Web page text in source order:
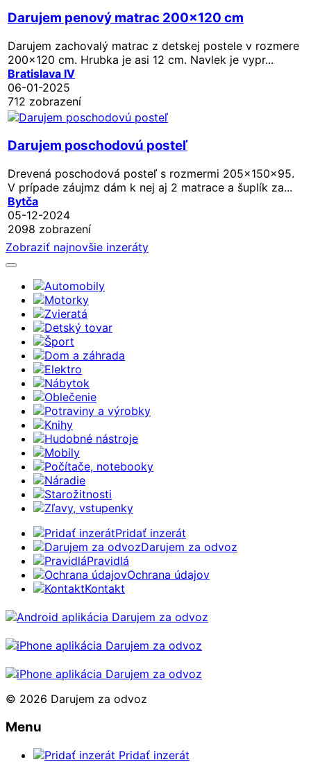
Darujem penový matrac 200x120 cm
Darujem zachovalý matrac z detskej postele v rozmere
200x120 cm. Hrubka je asi 12 cm. Navlek je vypr...
Bratislava IV
06-01-2025
712 zobrazení
Darujem poschodovú posteľ
Drevená poschodová posteľ s rozmermi 205x150x95.
V prípade záujmz dám k nej aj 2 matrace a šuplík za...
Bytča
05-12-2024
2098 zobrazení
Zobraziť najnovšie inzeráty
Automobily
Motorky
Zvieratá
Detský tovar
Šport
Dom a záhrada
Elektro
Nábytok
Oblečenie
Potraviny a výrobky
Knihy
Hudobné nástroje
Mobily
Počítače, notebooky
Náradie
Starožitnosti
Zľavy, vstupenky
Pridať inzerát
Darujem za odvoz
Pravidlá
Ochrana údajov
Kontakt
© 2026 Darujem za odvoz
Menu
Pridať inzerát